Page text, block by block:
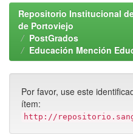
Repositorio Institucional
de Portoviejo
PostGrados
Educación Mención
Por favor, use este
ítem:
http://